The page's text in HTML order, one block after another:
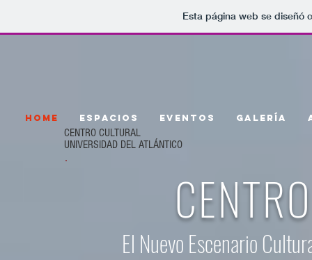
Esta página web se diseñó
CENTRO CULTURAL
UNIVERSIDAD DEL ATLÁNTICO
El Nuevo Escenario
HOME ESPACIOS EVENTOS GALERÍA